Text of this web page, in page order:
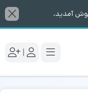
آمدید.
|